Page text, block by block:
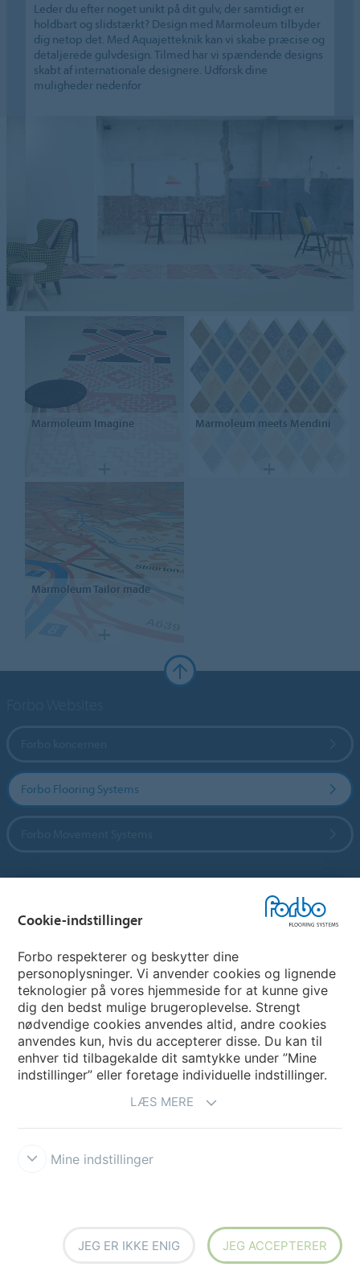
Leder du efter noget unikt på dit gulv, der samtidigt er
holdbart og slidstærkt? Design med Marmoleum tilbyder
dig netop det. Med Aquajetteknik kan vi skabe præcise og
detaljerede gulvdesign. Tilmed har vi spændende designs
skabt af internationale designere. Udforsk dine
muligheder nedenfor
Marmoleum Imagine Marmoleum meets Mendini
MarmoleumTailor made
Forbo Flooring Systems
My Forbo
Nuway entrance systems
Cookie-indstillinger
Forbo respekterer og beskytter dine
personoplysninger. Vi anvender cookies og lignende
teknologier på vores hjemmeside for at kunne give
dig den bedst mulige brugeroplevelse. Strengt
nødvendige cookies anvendes altid, andre cookies
anvendes kun, hvis du accepterer disse. Du kan til
enhver tid tilbagekalde dit samtykke under ”Mine
indstillinger” eller foretage individuelle indstillinger.
LÆS MERE
Mine indstillinger
JEG ER IKKE ENIG JEG ACCEPTERER